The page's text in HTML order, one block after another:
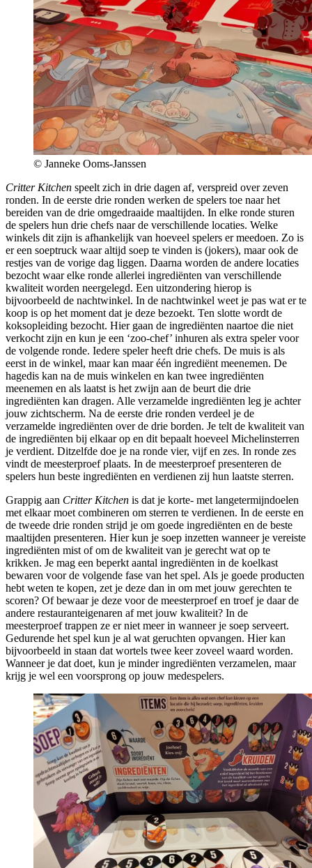
© Janneke Ooms-Janssen
Critter Kitchen speelt zich in drie dagen af, verspreid over zeven
ronden. In de eerste drie ronden werken de spelers toe naar het
bereiden van de drie omgedraaide maaltijden. In elke ronde sturen
de spelers hun drie chefs naar de verschillende locaties. Welke
winkels dit zijn is afhankelijk van hoeveel spelers er meedoen. Zo is
er een soeptruck waar altijd soep te vinden is (jokers), maar ook de
restjes van de vorige dag liggen. Daarna worden de andere locaties
bezocht waar elke ronde allerlei ingrediënten van verschillende
kwaliteit worden neergelegd. Een uitzondering hierop is
bijvoorbeeld de nachtwinkel. In de nachtwinkel weet je pas wat er te
koop is op het moment dat je deze bezoekt. Ten slotte wordt de
koksopleiding bezocht. Hier gaan de ingrediënten naartoe die niet
verkocht zijn en kun je een ‘zoo-chef’ inhuren als extra speler voor
de volgende ronde. Iedere speler heeft drie chefs. De muis is als
eerst in de winkel, maar kan maar één ingrediënt meenemen. De
hagedis kan na de muis winkelen en kan twee ingrediënten
meenemen en als laatst is het zwijn aan de beurt die drie
ingrediënten kan dragen. Alle verzamelde ingrediënten leg je achter
jouw zichtscherm. Na de eerste drie ronden verdeel je de
verzamelde ingrediënten over de drie borden. Je telt de kwaliteit van
de ingrediënten bij elkaar op en dit bepaalt hoeveel Michelinsterren
je verdient. Ditzelfde doe je na ronde vier, vijf en zes. In ronde zes
vindt de meesterproef plaats. In de meesterproef presenteren de
spelers hun beste ingrediënten en verdienen zij hun laatste sterren.
Grappig aan Critter Kitchen is dat je korte- met langetermijndoelen
met elkaar moet combineren om sterren te verdienen. In de eerste en
de tweede drie ronden strijd je om goede ingrediënten en de beste
maaltijden presenteren. Hier kun je soep inzetten wanneer je vereiste
ingrediënten mist of om de kwaliteit van je gerecht wat op te
krikken. Je mag een beperkt aantal ingrediënten in de koelkast
bewaren voor de volgende fase van het spel. Als je goede producten
hebt weten te kopen, zet je deze dan in om met jouw gerechten te
scoren? Of bewaar je deze voor de meesterproef en troef je daar de
andere restauranteigenaren af met jouw kwaliteit? In de
meesterproef trappen ze er niet meer in wanneer je soep serveert.
Gedurende het spel kun je al wat geruchten opvangen. Hier kan
bijvoorbeeld in staan dat wortels twee keer zoveel waard worden.
Wanneer je dat doet, kun je minder ingrediënten verzamelen, maar
krijg je wel een voorsprong op jouw medespelers.